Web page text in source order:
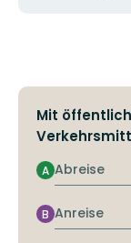
Mit
Abreise
A
Anreise
B